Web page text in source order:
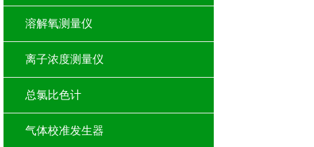
溶解氧测量仪
离子浓度测量仪
总氯比色计
气体校准发生器